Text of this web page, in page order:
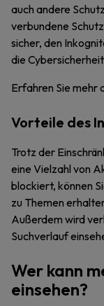
auch andere
verbundene
sicher, den
die
Erfahren Sie mehr
Vorteile des
Trotz der
eine Vielzahl von
blockiert, können
zu Themen
Außerdem wird
Suchverlauf
Wer kann
einsehen?